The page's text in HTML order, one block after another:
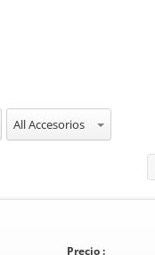
All Accesorios
Precio :